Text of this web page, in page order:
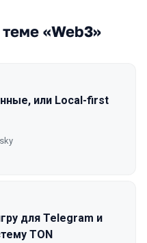
«Web3»
или Local-first
для Telegram и
TON